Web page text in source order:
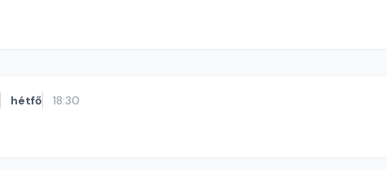
hétfő 18:30